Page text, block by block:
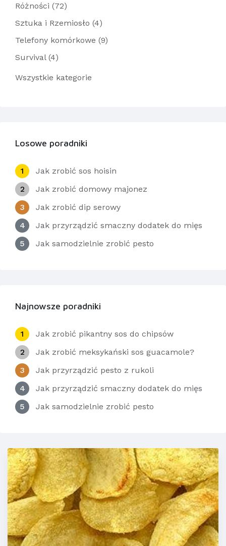
Różności (72)
Sztuka i Rzemiosło (4)
Telefony komórkowe (9)
Survival (4)
Wszystkie kategorie
Losowe poradniki
1
Jak zrobić sos hoisin
2
Jak zrobić domowy majonez
3
Jak zrobić dip serowy
4
Jak przyrządzić smaczny dodatek do mięs
5
Jak samodzielnie zrobić pesto
Najnowsze poradniki
1
Jak zrobić pikantny sos do chipsów
2
Jak zrobić meksykański sos guacamole?
3
Jak przyrządzić pesto z rukoli
4
Jak przyrządzić smaczny dodatek do mięs
5
Jak samodzielnie zrobić pesto